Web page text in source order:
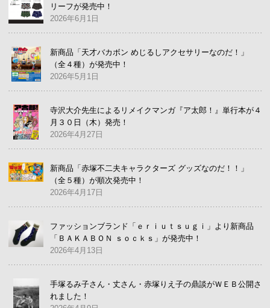
リーフが発売中！
2026年6月1日
新商品「天才バカボン めじるしアクセサリーなのだ！」
（全４種）が発売中！
2026年5月1日
寺沢大介先生によるリメイクマンガ『ア太郎！』単行本が４
月３０日（木）発売！
2026年4月27日
新商品「赤塚不二夫キャラクターズ グッズなのだ！！」
（全５種）が順次発売中！
2026年4月17日
ファッションブランド「ｅｒｉｕｔｓｕｇｉ」より新商品
「ＢＡＫＡＢＯＮ ｓｏｃｋｓ」が発売中！
2026年4月13日
手塚るみ子さん・丈さん・赤塚りえ子の鼎談がＷＥＢ公開さ
れました！